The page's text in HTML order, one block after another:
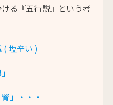
る『五行説』という考
塩辛い )」
」・・・